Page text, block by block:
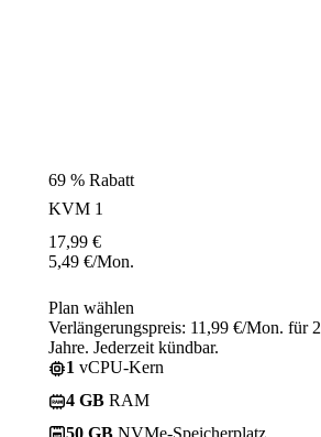
69 % Rabatt
KVM 1
17,99 €
5,49 €/Mon.
Plan wählen
Verlängerungspreis: 11,99 €/Mon. für 2
Jahre. Jederzeit kündbar.
1 vCPU-Kern
4 GB RAM
50 GB NVMe-Speicherplatz